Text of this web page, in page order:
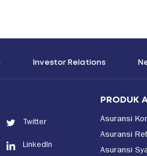
Investor Relations
Twitter
LinkedIn
PRODUK
Asuransi
Asuransi
Asuransi